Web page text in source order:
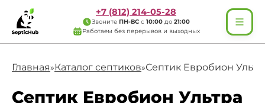
+7 (812) 214-05-28
Звоните ПН-ВС с 10:00 до 21:00
Работаем без перерывов и выходных
Главная»Каталог септиков»Септик Евробион
Септик Евробион Ультра